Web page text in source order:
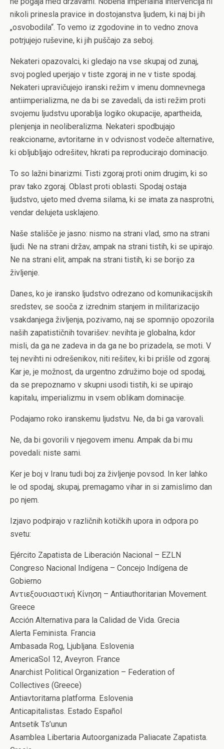
nikoli prinesla pravice in dostojanstva ljudem, ki naj bi jih
„osvobodila“. To vemo iz zgodovine in to vedno znova
potrjujejo ruševine, ki jih puščajo za seboj.
Nekateri opazovalci, ki gledajo na vse skupaj od zunaj,
svoj pogled uperjajo v tiste zgoraj in ne v tiste spodaj.
Nekateri upravičujejo iranski režim v imenu domnevnega
antiimperializma, ne da bi se zavedali, da isti režim proti
svojemu ljudstvu uporablja logiko okupacije, apartheida,
plenjenja in neoliberalizma. Nekateri spodbujajo
reakcionarne, avtoritarne in v odvisnost vodeče alternative,
ki obljubljajo odrešitev, hkrati pa reproducirajo dominacijo.
To so lažni binarizmi. Tisti zgoraj proti onim drugim, ki so
prav tako zgoraj. Oblast proti oblasti. Spodaj ostaja
ljudstvo, ujeto med dvema silama, ki se imata za nasprotni,
vendar delujeta usklajeno.
Naše stališče je jasno: nismo na strani vlad, smo na strani
ljudi. Ne na strani držav, ampak na strani tistih, ki se upirajo.
Ne na strani elit, ampak na strani tistih, ki se borijo za
življenje.
Danes, ko je iransko ljudstvo odrezano od komunikacijskih
sredstev, se sooča z izrednim stanjem in militarizacijo
vsakdanjega življenja, pozivamo, naj se spomnijo opozorila
naših zapatističnih tovarišev: nevihta je globalna, kdor
misli, da ga ne zadeva in da ga ne bo prizadela, se moti. V
tej nevihti ni odrešenikov, niti rešitev, ki bi prišle od zgoraj.
Kar je, je možnost, da urgentno združimo boje od spodaj,
da se prepoznamo v skupni usodi tistih, ki se upirajo
kapitalu, imperializmu in vsem oblikam dominacije.
Podajamo roko iranskemu ljudstvu. Ne, da bi ga varovali.
Ne, da bi govorili v njegovem imenu. Ampak da bi mu
povedali: niste sami.
Ker je boj v Iranu tudi boj za življenje povsod. In ker lahko
le od spodaj, skupaj, premagamo vihar in si zamislimo dan
po njem.
Izjavo podpirajo v različnih kotičkih upora in odpora po
svetu:
Ejército Zapatista de Liberación Nacional – EZLN
Congreso Nacional Indígena – Concejo Indígena de
Gobierno
Αντιεξουσιαστική Κίνηση – Antiauthoritarian Movement.
Greece
Acción Alternativa para la Calidad de Vida. Grecia
Alerta Feminista. Francia
Ambasada Rog, Ljubljana. Eslovenia
AmericaSol 12, Aveyron. France
Anarchist Political Organization – Federation of
Collectives (Greece)
Antiavtoritarna platforma. Eslovenia
Anticapitalistas. Estado Español
Antsetik Ts’unun
Asamblea Libertaria Autoorganizada Paliacate Zapatista.